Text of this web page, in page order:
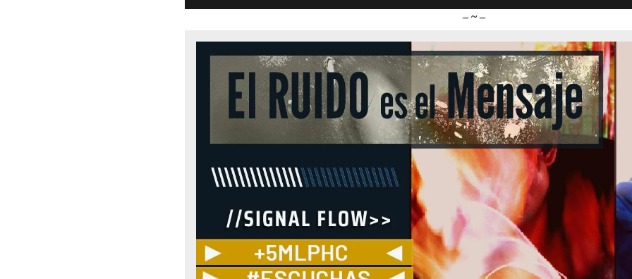
– ~ –